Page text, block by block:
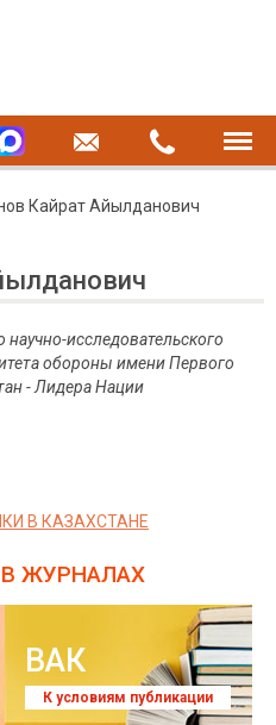
Кайрат Айылданович
научно-исследовательского
обороны имени Первого
- Лидера Нации
В КАЗАХСТАНЕ
В ЖУРНАЛАХ
ВАК
К условиям публикации